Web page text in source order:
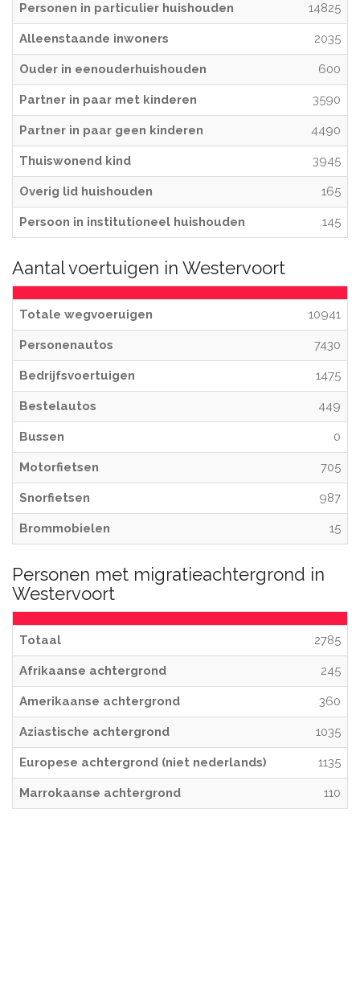
Personen in particulier huishouden 14825
Alleenstaande inwoners 2035
Ouder in eenouderhuishouden 600
Partner in paar met kinderen 3590
Partner in paar geen kinderen 4490
Thuiswonend kind 3945
Overig lid huishouden 165
Persoon in institutioneel huishouden 145
Aantal voertuigen in Westervoort
Totale wegvoeruigen 10941
Personenautos 7430
Bedrijfsvoertuigen 1475
Bestelautos 449
Bussen 0
Motorfietsen 705
Snorfietsen 987
Brommobielen 15
Personen met migratieachtergrond in
Westervoort
Totaal 2785
Afrikaanse achtergrond 245
Amerikaanse achtergrond 360
Aziastische achtergrond 1035
Europese achtergrond (niet nederlands) 1135
Marrokaanse achtergrond 110